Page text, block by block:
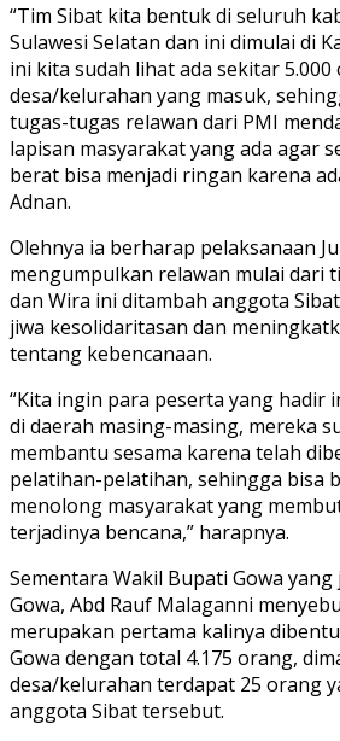
“Tim Sibat kita bentuk di seluruh
Sulawesi Selatan dan ini dimulai di
ini kita sudah lihat ada sekitar
desa/kelurahan yang masuk,
tugas-tugas relawan dari PMI
lapisan masyarakat yang ada agar
berat bisa menjadi ringan karena
Adnan.
Olehnya ia berharap pelaksanaan
mengumpulkan relawan mulai dari
dan Wira ini ditambah anggota
jiwa kesolidaritasan dan
tentang kebencanaan.
“Kita ingin para peserta yang hadir
di daerah masing-masing, mereka
membantu sesama karena telah
pelatihan-pelatihan, sehingga bisa
menolong masyarakat yang
terjadinya bencana,” harapnya.
Sementara Wakil Bupati Gowa yang
Gowa, Abd Rauf Malaganni
merupakan pertama kalinya
Gowa dengan total 4.175 orang,
desa/kelurahan terdapat 25 orang
anggota Sibat tersebut.